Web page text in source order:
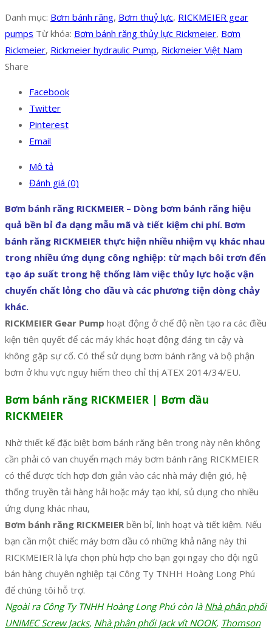
Danh mục: Bơm bánh răng, Bơm thuỷ lực, RICKMEIER gear
pumps Từ khóa: Bơm bánh răng thủy lực Rickmeier, Bơm
Rickmeier, Rickmeier hydraulic Pump, Rickmeier Việt Nam
Share
Facebook
Twitter
Pinterest
Email
Mô tả
Đánh giá (0)
Bơm bánh răng RICKMEIER – Dòng bơm bánh răng hiệu
quả bền bỉ đa dạng mẫu mã và tiết kiệm chi phí. Bơm
bánh răng RICKMEIER thực hiện nhiều nhiệm vụ khác nhau
trong nhiều ứng dụng công nghiệp: từ mạch bôi trơn đến
tạo áp suất trong hệ thống làm việc thủy lực hoặc vận
chuyển chất lỏng cho dầu và các phương tiện dòng chảy
khác.
RICKMEIER Gear Pump hoạt động ở chế độ nền tạo ra các điều
kiện tiên quyết để các máy khác hoạt động đáng tin cậy và
không gặp sự cố. Có thể sử dụng bơm bánh răng và bộ phận
bơm ở khu vực nguy hiểm theo chỉ thị ATEX 2014/34/EU.
Bơm bánh răng RICKMEIER | Bơm dầu
RICKMEIER
Nhờ thiết kế đặc biệt bơm bánh răng bên trong này nên không
cần phải có van chuyển mạch máy bơm bánh răng RICKMEIER
có thể được tích hợp đơn giản vào các nhà máy điện gió, hệ
thống truyền tải hàng hải hoặc máy tạo khí, sủ dụng cho nhiều
ứng dụng khác nhau,
Bơm bánh răng RICKMEIER bền bỉ, linh hoạt và tiết kiệm. Nếu
bạn cần một chiếc máy bơm dầu có những khả năng này thì
RICKMEIER là lựa chọn phù hợp cho bạn gọi ngay cho đội ngũ
bán hàng chuyên nghiệp tại Công Ty TNHH Hoàng Long Phú
để chúng tôi hỗ trợ.
Ngoài ra Công Ty TNHH Hoàng Long Phú còn là Nhà phân phối
UNIMEC Screw Jacks, Nhà phân phối Jack vít NOOK, Thomson